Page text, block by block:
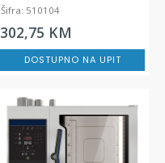
Šifra: 510104
302,75 KM
DOSTUPNO NA UPIT